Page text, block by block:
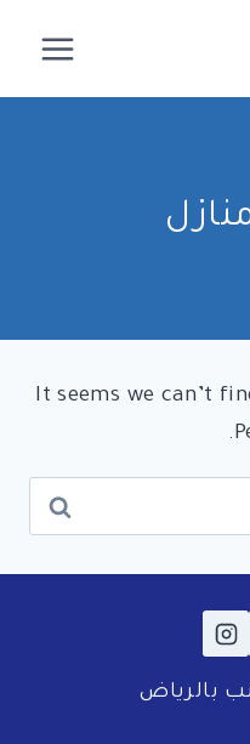
It seems we can’t
بالرياض